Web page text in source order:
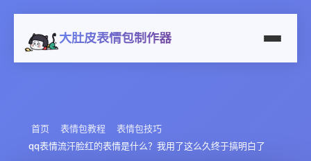
大肚皮表情包制作器
首页 表情包教程
表情包技巧
qq表情流汗脸红的表情是什么？我用了这么久终于搞明白了